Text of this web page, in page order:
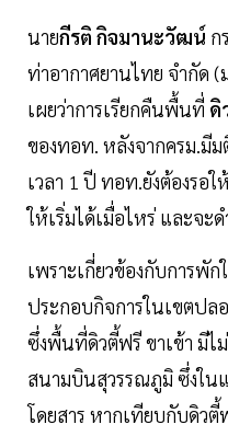
นายกีรติ กิจมานะวัฒน์ ก
ท่าอากาศยานไทย จำกัด
เผยว่าการเรียกคืนพื้นที่ ดิ
ของทอท. หลังจากครม.มี
เวลา 1 ปี ทอท.ยังต้องรอ
ให้เริ่มได้เมื่อไหร่ และจะด
เพราะเกี่ยวข้องกับการพั
ประกอบกิจการในเขตปล
ซึ่งพื้นที่ดิวตี้ฟรี ขาเข้า มี
สนามบินสุวรรณภูมิ ซึ่งใน
โดยสาร หากเทียบกับดิว